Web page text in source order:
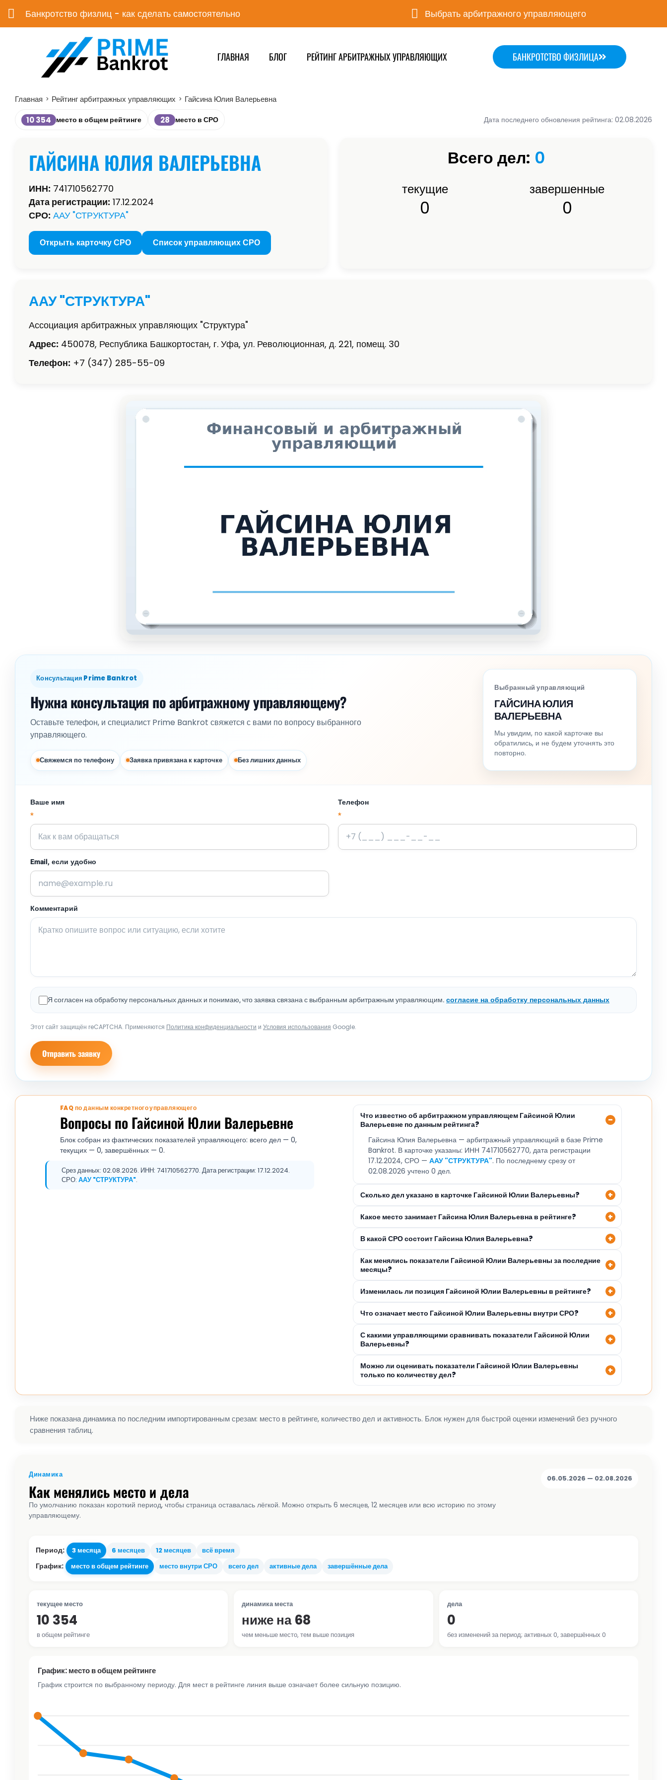
Банкротство физлиц - как сделать самостоятельно Выбрать арбитражного управляющего
ГЛАВНАЯ БЛОГ РЕЙТИНГ АРБИТРАЖНЫХ УПРАВЛЯЮЩИХ БАНКРОТСТВО ФИЗЛИЦА
Главная > Рейтинг арбитражных управляющих > Гайсина Юлия Валерьевна
10 354 место в общем рейтинге 28 место в СРО Дата последнего обновления рейтинга: 02.08.2026
ГАЙСИНА ЮЛИЯ ВАЛЕРЬЕВНА
ИНН: 741710562770
Дата регистрации: 17.12.2024
СРО: ААУ "СТРУКТУРА"
Открыть карточку СРО Список управляющих СРО
Всего дел: 0
текущие
0
завершенные
0
ААУ "СТРУКТУРА"
Ассоциация арбитражных управляющих "Структура"
Адрес: 450078, Республика Башкортостан, г. Уфа, ул. Революционная, д. 221, помещ. 30
Телефон: +7 (347) 285-55-09
Консультация Prime Bankrot
Нужна консультация по арбитражному управляющему?
Оставьте телефон, и специалист Prime Bankrot свяжется с вами по вопросу выбранного
управляющего.
Свяжемся по телефону Заявка привязана к карточке Без лишних данных
Выбранный управляющий
ГАЙСИНА ЮЛИЯ
ВАЛЕРЬЕВНА
Мы увидим, по какой карточке вы
обратились, и не будем уточнять это
повторно.
Ваше имя
*
Телефон
*
Email, если удобно
Комментарий
Я согласен на обработку персональных данных и понимаю, что заявка связана с выбранным арбитражным управляющим.согласие на обработку персональных данных
Этот сайт защищён reCAPTCHA. Применяются Политика конфиденциальности и Условия использования Google.
Отправить заявку
FAQ по данным конкретного управляющего
Вопросы по Гайсиной Юлии Валерьевне
Блок собран из фактических показателей управляющего: всего дел — 0,
текущих — 0, завершённых — 0.
Срез данных: 02.08.2026. ИНН: 741710562770. Дата регистрации: 17.12.2024.
СРО: ААУ "СТРУКТУРА".
Что известно об арбитражном управляющем Гайсиной Юлии
Валерьевне по данным рейтинга?
Гайсина Юлия Валерьевна — арбитражный управляющий в базе Prime
Bankrot. В карточке указаны: ИНН 741710562770, дата регистрации
17.12.2024, СРО — ААУ "СТРУКТУРА". По последнему срезу от
02.08.2026 учтено 0 дел.
Сколько дел указано в карточке Гайсиной Юлии Валерьевны?
Какое место занимает Гайсина Юлия Валерьевна в рейтинге?
В какой СРО состоит Гайсина Юлия Валерьевна?
Как менялись показатели Гайсиной Юлии Валерьевны за последние
месяцы?
Изменилась ли позиция Гайсиной Юлии Валерьевны в рейтинге?
Что означает место Гайсиной Юлии Валерьевны внутри СРО?
С какими управляющими сравнивать показатели Гайсиной Юлии
Валерьевны?
Можно ли оценивать показатели Гайсиной Юлии Валерьевны
только по количеству дел?
Ниже показана динамика по последним импортированным срезам: место в рейтинге, количество дел и активность. Блок нужен для быстрой оценки изменений без ручного
сравнения таблиц.
Динамика
Как менялись место и дела
По умолчанию показан короткий период, чтобы страница оставалась лёгкой. Можно открыть 6 месяцев, 12 месяцев или всю историю по этому
управляющему.
06.05.2026 — 02.08.2026
Период: 3 месяца 6 месяцев 12 месяцев всё время
График: место в общем рейтинге место внутри СРО всего дел активные дела завершённые дела
текущее место
10 354
в общем рейтинге
динамика места
ниже на 68
чем меньше место, тем выше позиция
дела
0
без изменений за период; активных 0, завершённых 0
График: место в общем рейтинге
График строится по выбранному периоду. Для мест в рейтинге линия выше означает более сильную позицию.